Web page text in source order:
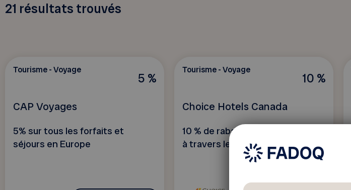
21 résultats trouvés
5 %
Tourisme - Voyage
CAP Voyages
5% sur tous les forfaits et
séjours en Europe
10 %
Tourisme - Voyage
Choice Hotels Canada
10 % de rabais dans 7 000 hôtels
à travers le monde